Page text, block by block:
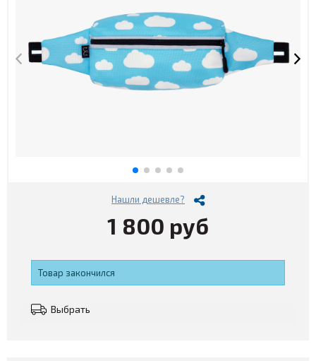
Нашли дешевле?
1 800 руб
Товар закончился
Выбрать